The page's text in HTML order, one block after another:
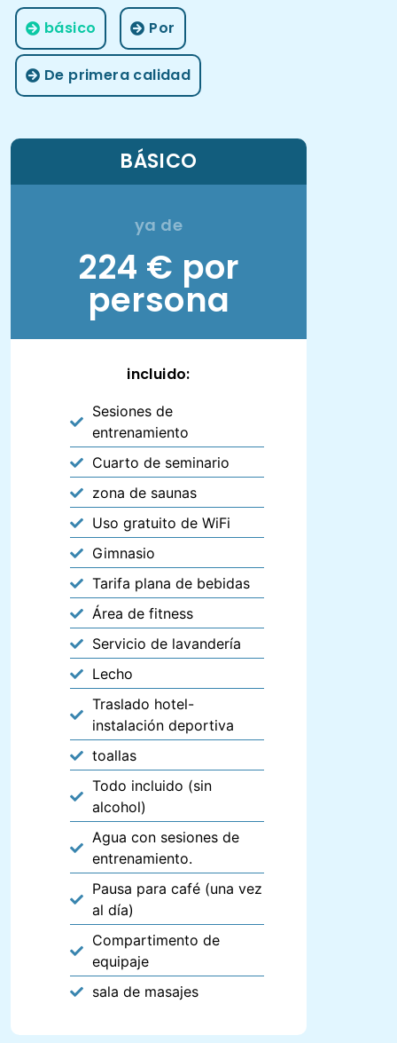
básico Por
De primera calidad
BÁSICO
ya de
224 € por
persona
incluido:
Sesiones de
entrenamiento
Cuarto de seminario
zona de saunas
Uso gratuito de WiFi
Gimnasio
Tarifa plana de bebidas
Área de fitness
Servicio de lavandería
Lecho
Traslado hotel-
instalación deportiva
toallas
Todo incluido (sin
alcohol)
Agua con sesiones de
entrenamiento.
Pausa para café (una vez
al día)
Compartimento de
equipaje
sala de masajes